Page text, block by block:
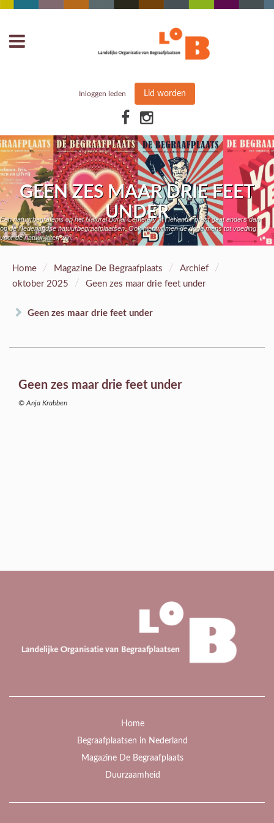
Inloggen leden Lid worden
GEEN ZES MAAR DRIE FEET
UNDER
Een natuurbegrafenis op het Natural Burial Cemetery in Herland Forest gaat anders dan
op de Nederlandse natuurbegraafplaatsen. Ook hier wil men de dode mens tot voeding
voor de natuur laten zijn.
Home / Magazine De Begraafplaats / Archief /
oktober 2025 / Geen zes maar drie feet under
Geen zes maar drie feet under
Geen zes maar drie feet under
© Anja Krabben
Home
Begraafplaatsen in Nederland
Magazine De Begraafplaats
Duurzaamheid